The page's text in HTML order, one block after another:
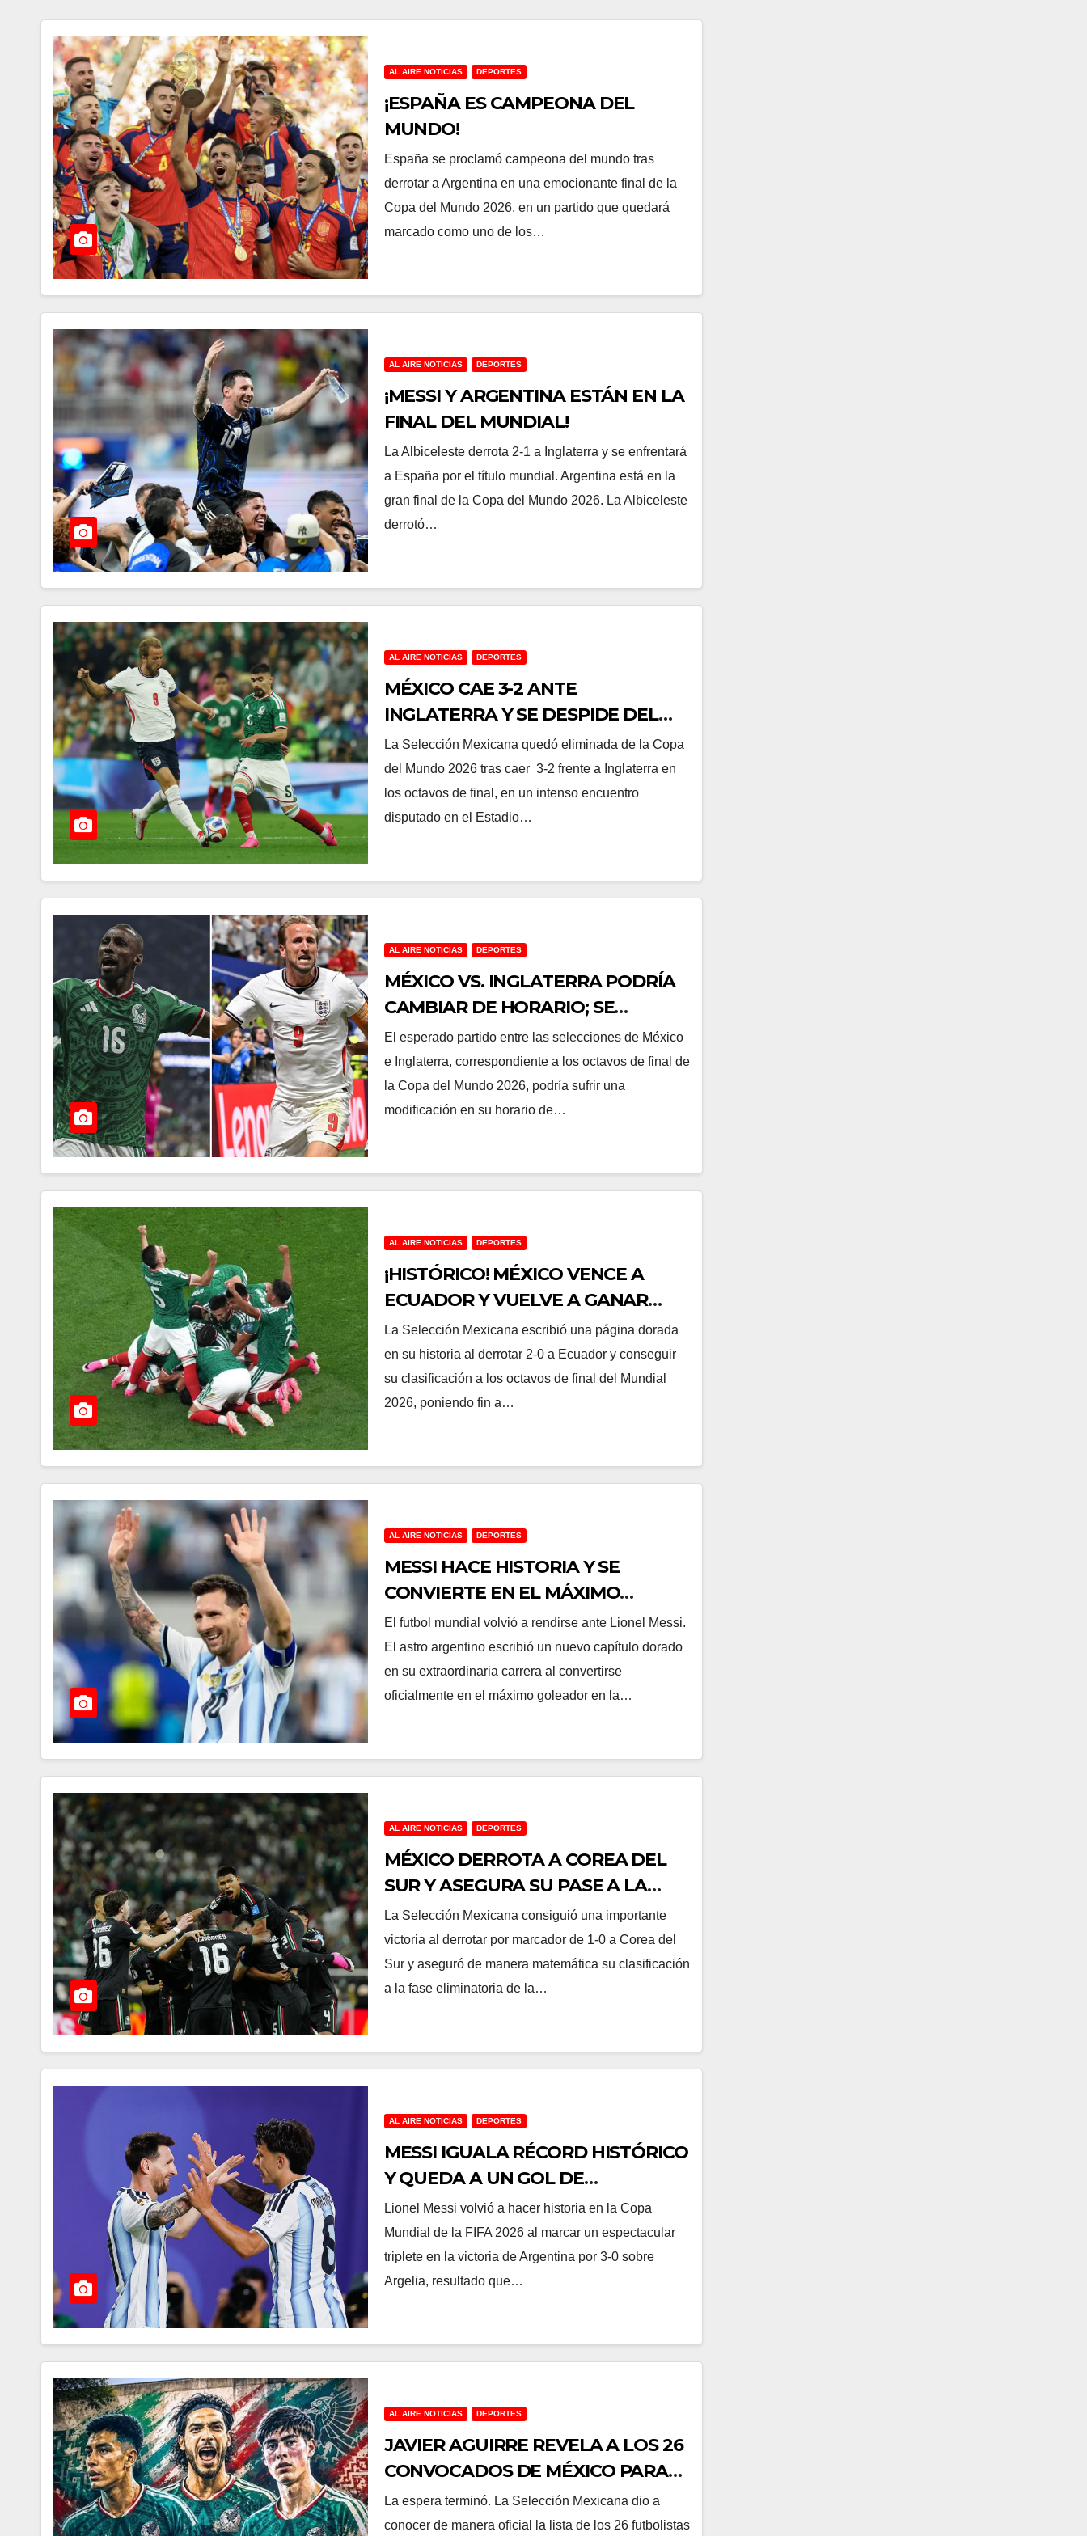
AL AIRE NOTICIAS DEPORTES
¡ESPAÑA ES CAMPEONA DEL
MUNDO!
España se proclamó campeona del mundo tras
derrotar a Argentina en una emocionante final de la
Copa del Mundo 2026, en un partido que quedará
marcado como uno de los…
AL AIRE NOTICIAS DEPORTES
¡MESSI Y ARGENTINA ESTÁN EN LA
FINAL DEL MUNDIAL!
La Albiceleste derrota 2-1 a Inglaterra y se enfrentará
a España por el título mundial. Argentina está en la
gran final de la Copa del Mundo 2026. La Albiceleste
derrotó…
AL AIRE NOTICIAS DEPORTES
MÉXICO CAE 3-2 ANTE
INGLATERRA Y SE DESPIDE DEL
MUNDIAL 2026 EN OCTAVOS DE
FINAL
La Selección Mexicana quedó eliminada de la Copa
del Mundo 2026 tras caer 3-2 frente a Inglaterra en
los octavos de final, en un intenso encuentro
disputado en el Estadio…
AL AIRE NOTICIAS DEPORTES
MÉXICO VS. INGLATERRA PODRÍA
CAMBIAR DE HORARIO; SE
JUGARÍA AL MEDIODÍA
El esperado partido entre las selecciones de México
e Inglaterra, correspondiente a los octavos de final de
la Copa del Mundo 2026, podría sufrir una
modificación en su horario de…
AL AIRE NOTICIAS DEPORTES
¡HISTÓRICO! MÉXICO VENCE A
ECUADOR Y VUELVE A GANAR
UNA ELIMINATORIA 40 AÑOS
DESPUÉS
La Selección Mexicana escribió una página dorada
en su historia al derrotar 2-0 a Ecuador y conseguir
su clasificación a los octavos de final del Mundial
2026, poniendo fin a…
AL AIRE NOTICIAS DEPORTES
MESSI HACE HISTORIA Y SE
CONVIERTE EN EL MÁXIMO
GOLEADOR DE TODOS LOS
TIEMPOS EN LOS MUNDIALES
El futbol mundial volvió a rendirse ante Lionel Messi.
El astro argentino escribió un nuevo capítulo dorado
en su extraordinaria carrera al convertirse
oficialmente en el máximo goleador en la…
AL AIRE NOTICIAS DEPORTES
MÉXICO DERROTA A COREA DEL
SUR Y ASEGURA SU PASE A LA
SIGUIENTE RONDA DEL MUNDIAL
2026
La Selección Mexicana consiguió una importante
victoria al derrotar por marcador de 1-0 a Corea del
Sur y aseguró de manera matemática su clasificación
a la fase eliminatoria de la…
AL AIRE NOTICIAS DEPORTES
MESSI IGUALA RÉCORD HISTÓRICO
Y QUEDA A UN GOL DE
CONVERTIRSE EN EL MÁXIMO
GOLEADOR DE LOS MUNDIALES
Lionel Messi volvió a hacer historia en la Copa
Mundial de la FIFA 2026 al marcar un espectacular
triplete en la victoria de Argentina por 3-0 sobre
Argelia, resultado que…
AL AIRE NOTICIAS DEPORTES
JAVIER AGUIRRE REVELA A LOS 26
CONVOCADOS DE MÉXICO PARA
EL MUNDIAL 2026
La espera terminó. La Selección Mexicana dio a
conocer de manera oficial la lista de los 26 futbolistas